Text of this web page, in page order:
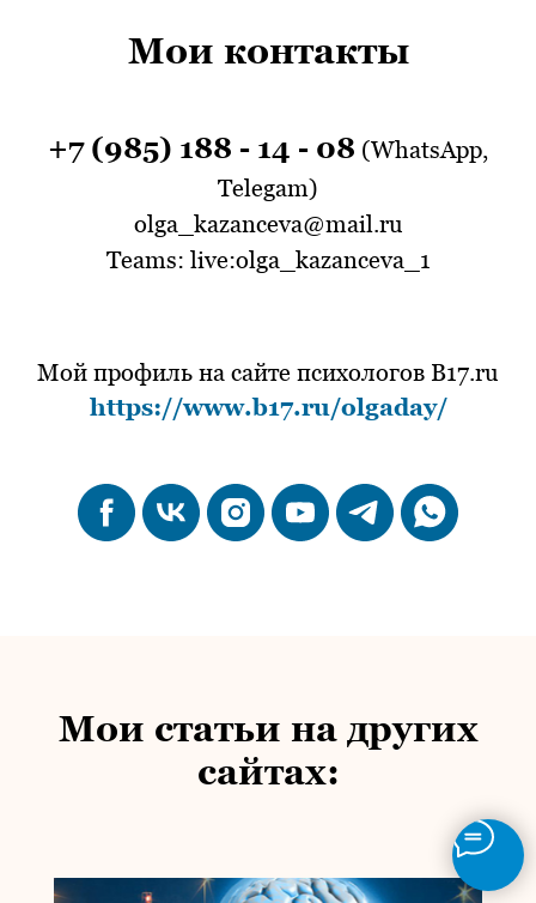
Мои контакты
+7 (985) 188 - 14 - 08 (WhatsApp,
Telegam)
olga_kazanceva@mail.ru
Teams: live:olga_kazanceva_1
Мой профиль на сайте психологов B17.ru
https://www.b17.ru/olgaday/
Мои статьи на других
сайтах: